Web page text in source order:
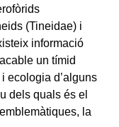
(Tineidae) i
informació
un tímid
ecologia d’alguns
dels quals és el
la